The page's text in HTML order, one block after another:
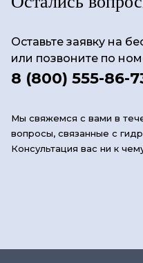
Оставьте заявку на
или позвоните по
8 (800) 555-86-
Мы свяжемся с вами в
вопросы, связанные с
Консультация вас ни к